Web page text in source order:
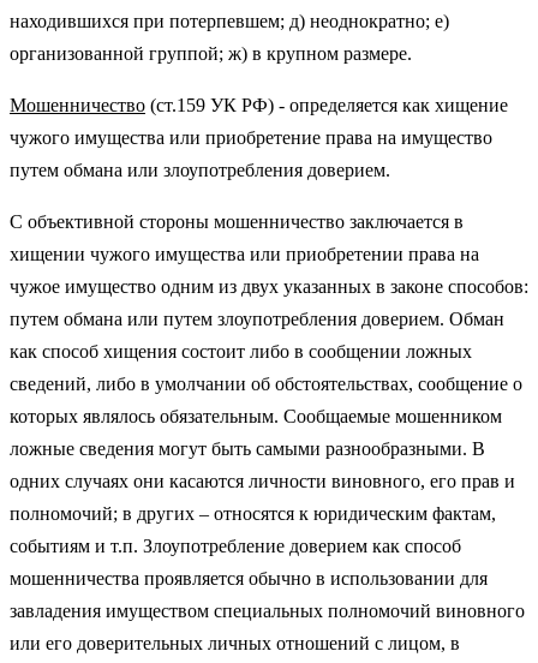
находившихся при потерпевшем; д) неоднократно; е)
организованной группой; ж) в крупном размере.
Мошенничество (ст.159 УК РФ) - определяется как хищение
чужого имущества или приобретение права на имущество
путем обмана или злоупотребления доверием.
С объективной стороны мошенничество заключается в
хищении чужого имущества или приобретении права на
чужое имущество одним из двух указанных в законе способов:
путем обмана или путем злоупотребления доверием. Обман
как способ хищения состоит либо в сообщении ложных
сведений, либо в умолчании об обстоятельствах, сообщение о
которых являлось обязательным. Сообщаемые мошенником
ложные сведения могут быть самыми разнообразными. В
одних случаях они касаются личности виновного, его прав и
полномочий; в других – относятся к юридическим фактам,
событиям и т.п. Злоупотребление доверием как способ
мошенничества проявляется обычно в использовании для
завладения имуществом специальных полномочий виновного
или его доверительных личных отношений с лицом, в